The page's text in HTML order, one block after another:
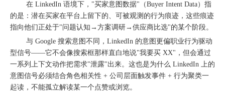
北京站收官｜在LinkedIn总部聊透出海，下一站深圳微软，更多精彩在路上
在 LinkedIn 语境下，"买家意图数据"（Buyer Intent Data）指
的是：潜在买家在平台上留下的、可被观测的行为痕迹，这些痕迹
指向他们正处于"问题认知→方案调研→供应商比选"的某个阶段。
与 Google 搜索意图不同，LinkedIn 的意图更偏职业行为驱动
型信号——它不会像搜索框那样直白地说"我要买 XX"，但会通过
一系列上下文动作把需求"泄露"出来。这也是为什么 LinkedIn 上的
意图信号必须结合角色相关性 + 公司层面触发事件 + 行为聚类一
起读，不能孤立解读某一个点赞或浏览。